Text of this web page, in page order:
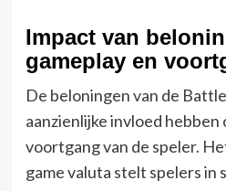
Impact van
gameplay en
De beloningen van de
aanzienlijke invloed hebben
voortgang van de speler.
game valuta stelt spelers in